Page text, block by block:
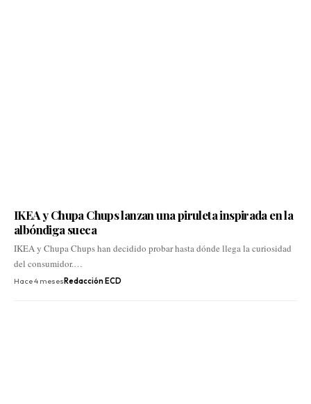
IKEA y Chupa Chups lanzan una piruleta inspirada en la
albóndiga sueca
IKEA y Chupa Chups han decidido probar hasta dónde llega la curiosidad
del consumidor.…
Hace 4 mesesRedacción ECD